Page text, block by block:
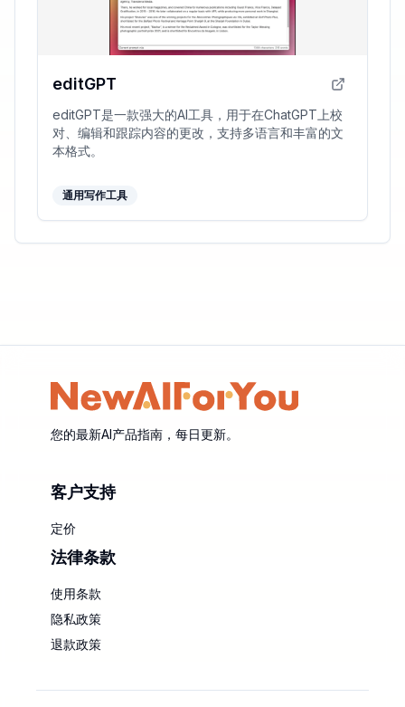
editGPT
editGPT是一款强大的AI工具，用于在ChatGPT上校
对、编辑和跟踪内容的更改，支持多语言和丰富的文
本格式。
通用写作工具
您的最新AI产品指南，每日更新。
客户支持
定价
法律条款
使用条款
隐私政策
退款政策